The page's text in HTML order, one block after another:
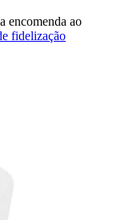
encomenda ao
fidelização